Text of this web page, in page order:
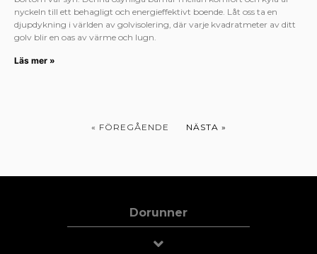
nyckeln till ett behagligt och energieffektivt boende. Låt oss ta en
djupdykning i världen av golvisolering, där varje kvadratmeter av ditt
golv blir en oas av värme och lugn.
Läs mer »
« FÖREGÅENDE NÄSTA »
Dorunner